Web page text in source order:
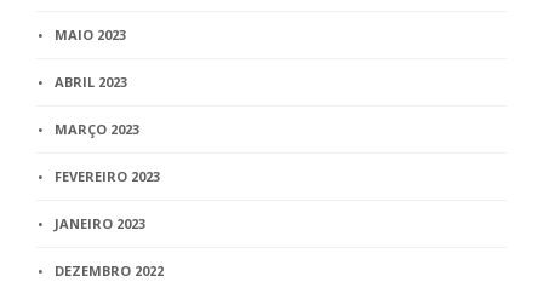
MAIO 2023
ABRIL 2023
MARÇO 2023
FEVEREIRO 2023
JANEIRO 2023
DEZEMBRO 2022